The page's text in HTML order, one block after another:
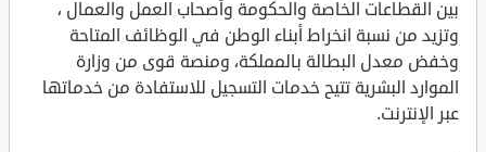
بين القطاعات الخاصة والحكومة وأصحاب العمل والعمال ،
وتزيد من نسبة انخراط أبناء الوطن في الوظائف المتاحة
وخفض معدل البطالة بالمملكة، ومنصة قوى من وزارة
الموارد البشرية تتيح خدمات التسجيل للاستفادة من خدماتها
عبر الإنترنت.